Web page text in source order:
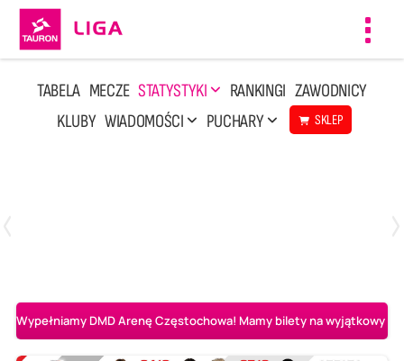
TABELA MECZE STATYSTYKI RANKINGI ZAWODNICY
KLUBY WIADOMOŚCI PUCHARY SKLEP
Wypełniamy DMD Arenę Częstochowa! Mamy bilety na wyjątkowy